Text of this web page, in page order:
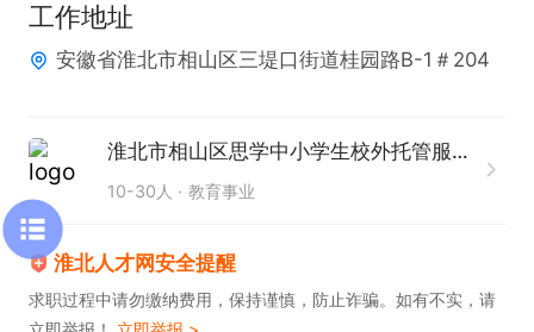
工作地址
安徽省淮北市相山区三堤口街道桂园路B-1＃204
淮北市相山区思学中小学生校外托管服务部
10-30人 教育事业
淮北人才网安全提醒
求职过程中请勿缴纳费用，保持谨慎，防止诈骗。如有不实，请